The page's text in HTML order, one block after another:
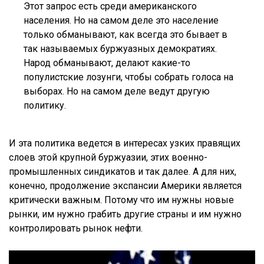
Этот запрос есть среди американского
населения. Но на самом деле это население
только обманывают, как всегда это бывает в
так называемых буржуазных демократиях.
Народ обманывают, делают какие-то
популистские лозунги, чтобы собрать голоса на
выборах. Но на самом деле ведут другую
политику.
И эта политика ведется в интересах узких правящих
слоев этой крупной буржуазии, этих военно-
промышленных синдикатов и так далее. А для них,
конечно, продолжение экспансии Америки является
критически важным. Потому что им нужны новые
рынки, им нужно грабить другие страны и им нужно
контролировать рынок нефти.